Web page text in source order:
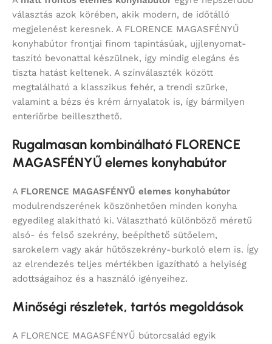
választás azok körében, akik modern, de időtálló
megjelenést keresnek. A FLORENCE MAGASFÉNYŰ
konyhabútor frontjai finom tapintásúak, ujjlenyomat-
taszító bevonattal készülnek, így mindig elegáns és
tiszta hatást keltenek. A színválaszték között
megtalálható a klasszikus fehér, a trendi szürke,
valamint a bézs és krém árnyalatok is, így bármilyen
enteriőrbe beilleszthető.
Rugalmasan kombinálható FLORENCE
MAGASFÉNYŰ elemes konyhabútor
A FLORENCE MAGASFÉNYŰ elemes konyhabútor
modulrendszerének köszönhetően minden konyha
egyedileg alakítható ki. Választható különböző méretű
alsó- és felső szekrény, beépíthető sütőelem,
sarokelem vagy akár hűtőszekrény-burkoló elem is. Így
az elrendezés teljes mértékben igazítható a helyiség
adottságaihoz és a használó igényeihez.
Minőségi részletek, tartós megoldások
A FLORENCE MAGASFÉNYŰ bútorcsalád egyik